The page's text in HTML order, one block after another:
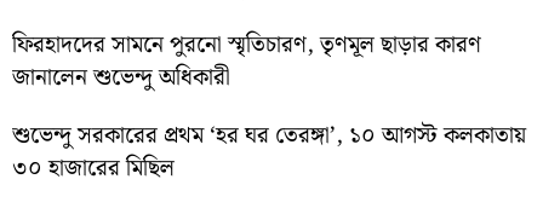
ফিরহাদদের সামনে পুরনো স্মৃতিচারণ, তৃণমূল ছাড়ার কারণ
জানালেন শুভেন্দু অধিকারী
শুভেন্দু সরকারের প্রথম ‘হর ঘর তেরঙ্গা’, ১০ আগস্ট কলকাতায়
৩০ হাজারের মিছিল